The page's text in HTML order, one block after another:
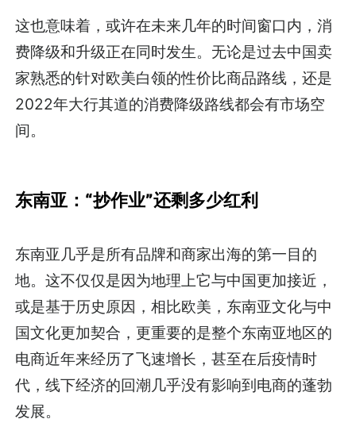
这也意味着，或许在未来几年的时间窗口内，消
费降级和升级正在同时发生。无论是过去中国卖
家熟悉的针对欧美白领的性价比商品路线，还是
2022年大行其道的消费降级路线都会有市场空
间。
东南亚：“抄作业”还剩多少红利
东南亚几乎是所有品牌和商家出海的第一目的
地。这不仅仅是因为地理上它与中国更加接近，
或是基于历史原因，相比欧美，东南亚文化与中
国文化更加契合，更重要的是整个东南亚地区的
电商近年来经历了飞速增长，甚至在后疫情时
代，线下经济的回潮几乎没有影响到电商的蓬勃
发展。